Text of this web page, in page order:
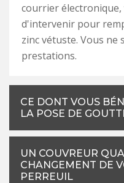
courrier
d'intervenir pour
zinc vétuste. Vous ne
prestations.
CE DONT VOUS
LA POSE DE
UN COUVREUR
CHANGEMENT DE
PERREUIL